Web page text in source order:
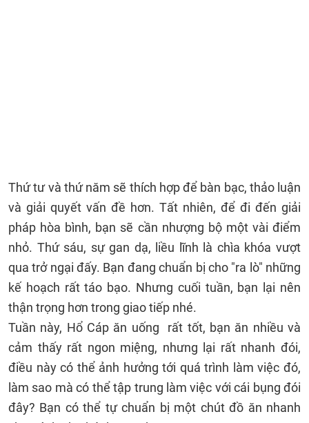
Thứ tư và thứ năm sẽ thích hợp để bàn bạc, thảo luận
và giải quyết vấn đề hơn. Tất nhiên, để đi đến giải
pháp hòa bình, bạn sẽ cần nhượng bộ một vài điểm
nhỏ. Thứ sáu, sự gan dạ, liều lĩnh là chìa khóa vượt
qua trở ngại đấy. Bạn đang chuẩn bị cho "ra lò" những
kế hoạch rất táo bạo. Nhưng cuối tuần, bạn lại nên
thận trọng hơn trong giao tiếp nhé.
Tuần này, Hổ Cáp ăn uống rất tốt, bạn ăn nhiều và
cảm thấy rất ngon miệng, nhưng lại rất nhanh đói,
điều này có thể ảnh hưởng tới quá trình làm việc đó,
làm sao mà có thể tập trung làm việc với cái bụng đói
đây? Bạn có thể tự chuẩn bị một chút đồ ăn nhanh